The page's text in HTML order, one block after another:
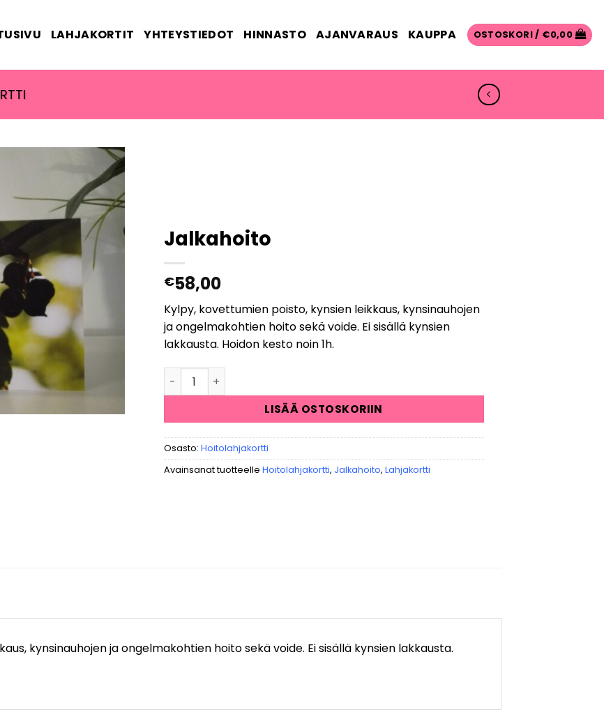
LAHJAKORTIT YHTEYSTIEDOT HINNASTO AJANVARAUS KAUPPA OSTOSKORI / €0,00
Jalkahoito
€58,00
Kylpy, kovettumien poisto, kynsien leikkaus, kynsinauhojen
ja ongelmakohtien hoito sekä voide. Ei sisällä kynsien
lakkausta. Hoidon kesto noin 1h.
Jalkahoito määrä
LISÄÄ OSTOSKORIIN
Osasto: Hoitolahjakortti
Avainsanat tuotteelle Hoitolahjakortti, Jalkahoito, Lahjakortti
kynsinauhojen ja ongelmakohtien hoito sekä voide. Ei sisällä kynsien lakkausta.